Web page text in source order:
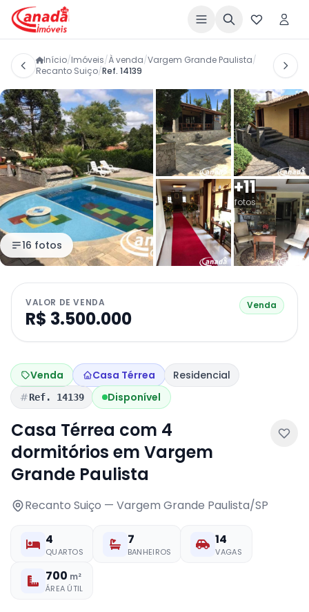
Início/Imóveis/À venda/Vargem Grande Paulista/
Recanto Suiço/Ref. 14139
+11
fotos
16 fotos
VALOR DE VENDA
R$ 3.500.000
Venda
Venda Casa Térrea Residencial
Ref. 14139 Disponível
Casa Térrea com 4
dormitórios em Vargem
Grande Paulista
Recanto Suiço — Vargem Grande Paulista/SP
4
QUARTOS
7
BANHEIROS
14
VAGAS
700 m²
ÁREA ÚTIL